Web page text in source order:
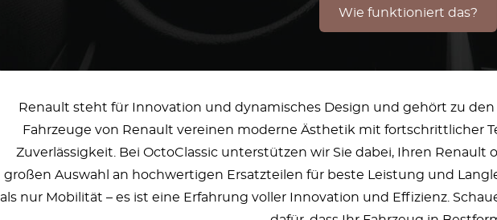
Wie funktioniert das?
Renault steht für Innovation und dynamisches Design und gehört zu
Fahrzeuge von Renault vereinen moderne Ästhetik mit fortschrittlicher
Zuverlässigkeit. Bei OctoClassic unterstützen wir Sie dabei, Ihren
großen Auswahl an hochwertigen Ersatzteilen für beste Leistung und
als nur Mobilität – es ist eine Erfahrung voller Innovation und Effizienz.